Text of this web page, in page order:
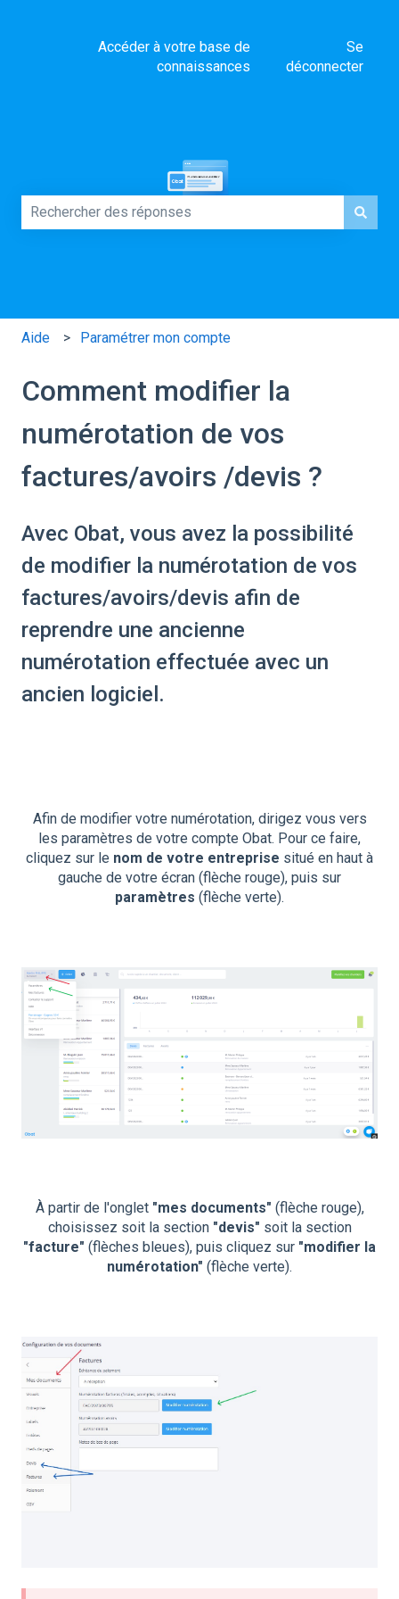
Accéder à votre base de
connaissances
Se
déconnecter
Aide Paramétrer mon compte
Comment modifier la
numérotation de vos
factures/avoirs /devis ?
Avec Obat, vous avez la possibilité
de modifier la numérotation de vos
factures/avoirs/devis afin de
reprendre une ancienne
numérotation effectuée avec un
ancien logiciel.
Afin de modifier votre numérotation, dirigez vous vers
les paramètres de votre compte Obat. Pour ce faire,
cliquez sur le nom de votre entreprise situé en haut à
gauche de votre écran (flèche rouge), puis sur
paramètres (flèche verte).
À partir de l'onglet"mes documents" (flèche rouge),
choisissez soit la section"devis" soit la section
"facture" (flèches bleues), puis cliquez sur "modifier la
numérotation" (flèche verte).